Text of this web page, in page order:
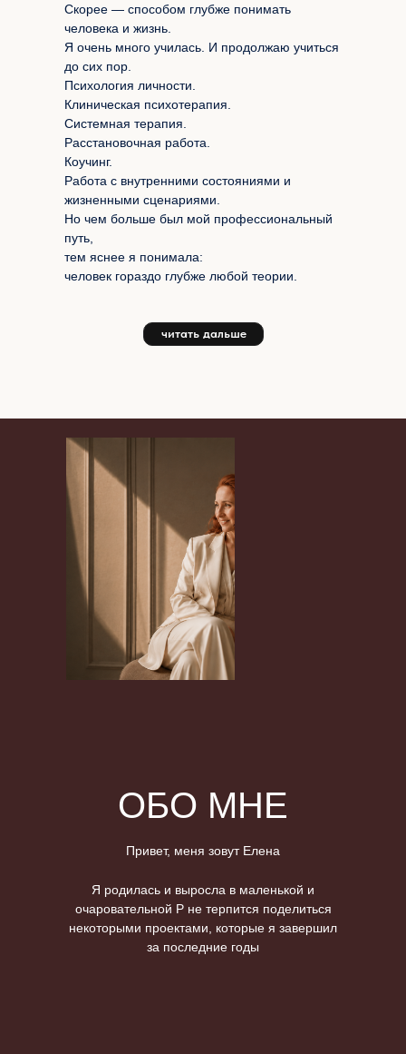
Скорее — способом глубже понимать
человека и жизнь.
Я очень много училась. И продолжаю учиться
до сих пор.
Психология личности.
Клиническая психотерапия.
Системная терапия.
Расстановочная работа.
Коучинг.
Работа с внутренними состояниями и
жизненными сценариями.
Но чем больше был мой профессиональный
путь,
тем яснее я понимала:
человек гораздо глубже любой теории.
читать дальше
ОБО МНЕ
Привет, меня зовут Елена
Я родилась и выросла в маленькой и
очаровательной Р не терпится поделиться
некоторыми проектами, которые я завершил
за последние годы